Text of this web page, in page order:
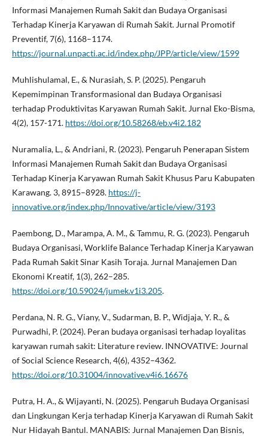
Informasi Manajemen Rumah Sakit dan Budaya Organisasi
Terhadap Kinerja Karyawan di Rumah Sakit. Jurnal Promotif
Preventif, 7(6), 1168–1174.
https://journal.unpacti.ac.id/index.php/JPP/article/view/1599
Muhlishulamal, E., & Nurasiah, S. P. (2025). Pengaruh
Kepemimpinan Transformasional dan Budaya Organisasi
terhadap Produktivitas Karyawan Rumah Sakit. Jurnal Eko-Bisma,
4(2), 157-171. https://doi.org/10.58268/eb.v4i2.182
Nuramalia, L., & Andriani, R. (2023). Pengaruh Penerapan Sistem
Informasi Manajemen Rumah Sakit dan Budaya Organisasi
Terhadap Kinerja Karyawan Rumah Sakit Khusus Paru Kabupaten
Karawang. 3, 8915–8928. https://j-
innovative.org/index.php/Innovative/article/view/3193
Paembong, D., Marampa, A. M., & Tammu, R. G. (2023). Pengaruh
Budaya Organisasi, Worklife Balance Terhadap Kinerja Karyawan
Pada Rumah Sakit Sinar Kasih Toraja. Jurnal Manajemen Dan
Ekonomi Kreatif, 1(3), 262–285.
https://doi.org/10.59024/jumek.v1i3.205.
Perdana, N. R. G., Viany, V., Sudarman, B. P., Widjaja, Y. R., &
Purwadhi, P. (2024). Peran budaya organisasi terhadap loyalitas
karyawan rumah sakit: Literature review. INNOVATIVE: Journal
of Social Science Research, 4(6), 4352–4362.
https://doi.org/10.31004/innovative.v4i6.16676
Putra, H. A., & Wijayanti, N. (2025). Pengaruh Budaya Organisasi
dan Lingkungan Kerja terhadap Kinerja Karyawan di Rumah Sakit
Nur Hidayah Bantul. MANABIS: Jurnal Manajemen Dan Bisnis,